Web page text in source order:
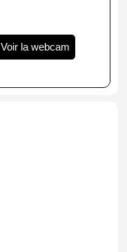
Voir la webcam